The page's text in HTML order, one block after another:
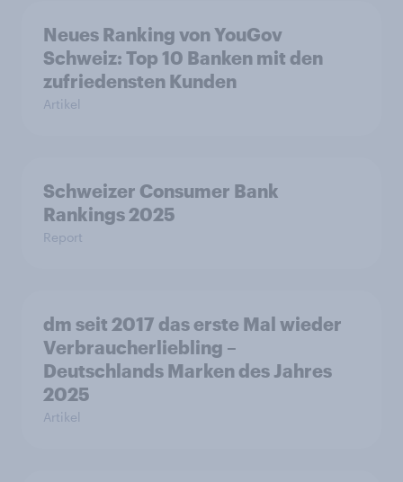
Neues Ranking von YouGov
Schweiz: Top 10 Banken mit den
zufriedensten Kunden
Artikel
Schweizer Consumer Bank
Rankings 2025
Report
dm seit 2017 das erste Mal wieder
Verbraucherliebling –
Deutschlands Marken des Jahres
2025
Artikel